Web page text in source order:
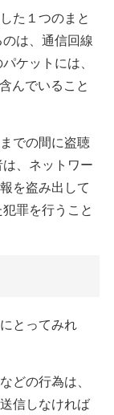
た１つのまと
は、通信回線
ケットには、
んでいること
での間に盗聴
、ネットワー
を盗み出して
罪を行うこと
とってみれ
どの行為は、
信しなければ